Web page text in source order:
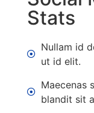
Stats
Nullam id
ut id elit.
Maecenas
blandit sit